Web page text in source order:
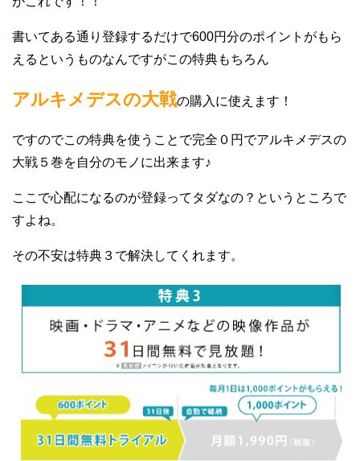
書いてある通り登録するだけで600円分のポイントがもら
えるというものなんですがこの特典もちろん
アルキメデスの大戦の購入に使えます！
ですのでこの特典を使うことで完全０円でアルキメデスの
大戦５巻を自分のモノに出来ます♪
ここで心配になるのが登録ってタダなの？というところで
すよね。
その不安は特典３で解決してくれます。